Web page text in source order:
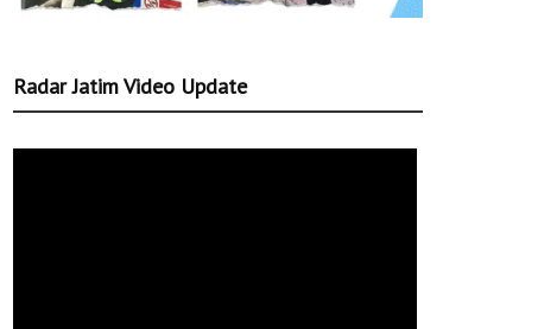
Radar Jatim Video Update